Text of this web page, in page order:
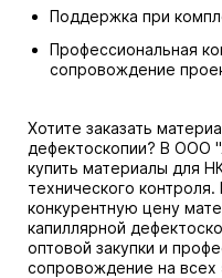
Поддержка при
Профессиональная
сопровождение
Хотите заказать
дефектоскопии? В ООО
купить материалы для
технического
конкурентную цену
капиллярной
оптовой закупки и
сопровождение на всех